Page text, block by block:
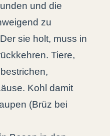
und die
zu
sie holt, muss in
Tiere,
Kohl damit
(Brüz bei